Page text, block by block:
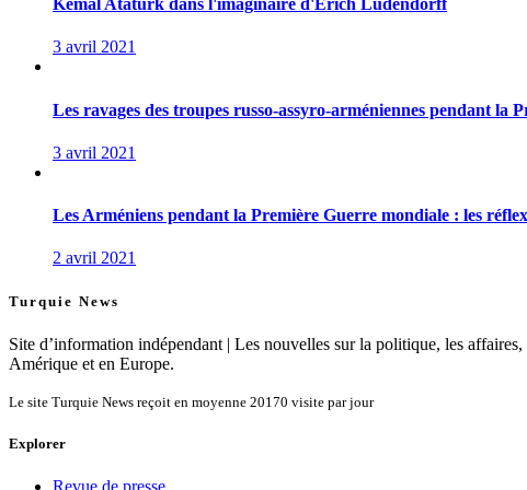
Kemal Atatürk dans l'imaginaire d'Erich Ludendorff
3 avril 2021
Les ravages des troupes russo-assyro-arméniennes pendant
3 avril 2021
Les Arméniens pendant la Première Guerre mondiale : les
2 avril 2021
Turquie News
Site d’information indépendant | Les nouvelles sur la politique, les
Amérique et en Europe.
Le site Turquie News reçoit en moyenne 20170 visite par jour
Explorer
Revue de presse